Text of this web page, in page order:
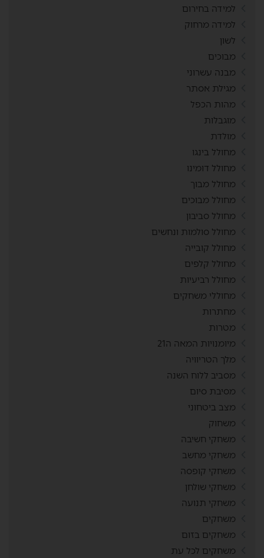
למידה בחירום
למידה מרחוק
לשון
מבוכים
מבנה עשרוני
מגילת אסתר
מהות הכפל
מוגבלות
מולדת
מחולל בינגו
מחולל דומינו
מחולל מבוך
מחולל מבוכים
מחולל סביבון
מחולל סולמות ונחשים
מחולל קובייה
מחולל קלפים
מחולל רביעיות
מחוללי משחקים
מחתרות
מטרות
מיומנויות המאה ה21
מלך הטריוויה
מסביב ללוח השנה
מסיבת סיום
מצב ביטחוני
משחוק
משחקי חשיבה
משחקי מחשב
משחקי קופסה
משחקי שולחן
משחקי תנועה
משחקים
משחקים בזום
משחקים לכל עת